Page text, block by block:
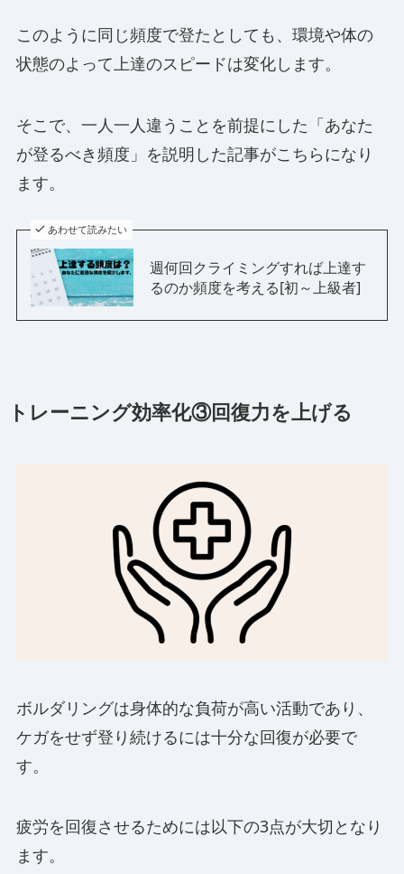
このように同じ頻度で登たとしても、環境や体の
状態のよって上達のスピードは変化します。
そこで、一人一人違うことを前提にした「あなた
が登るべき頻度」を説明した記事がこちらになり
ます。
あわせて読みたい
週何回クライミングすれば上達す
るのか頻度を考える[初～上級者]
トレーニング効率化③回復力を上げる
ボルダリングは身体的な負荷が高い活動であり、
ケガをせず登り続けるには十分な回復が必要で
す。
疲労を回復させるためには以下の3点が大切となり
ます。